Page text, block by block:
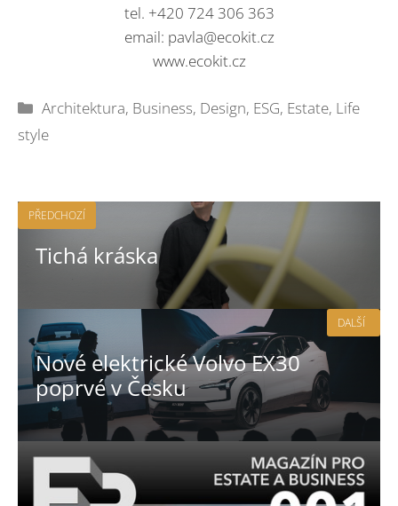
tel. +420 724 306 363
email: pavla@ecokit.cz
www.ecokit.cz
Rubriky
Architektura, Business, Design, ESG, Estate, Life
style
PŘEDCHOZÍ
Tichá kráska
Nové elektrické Volvo EX30
poprvé v Česku
DALŠÍ